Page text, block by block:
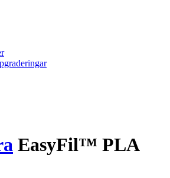
EasyFil™ PLA